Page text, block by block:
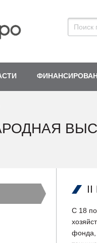
II
С 18
фонда,